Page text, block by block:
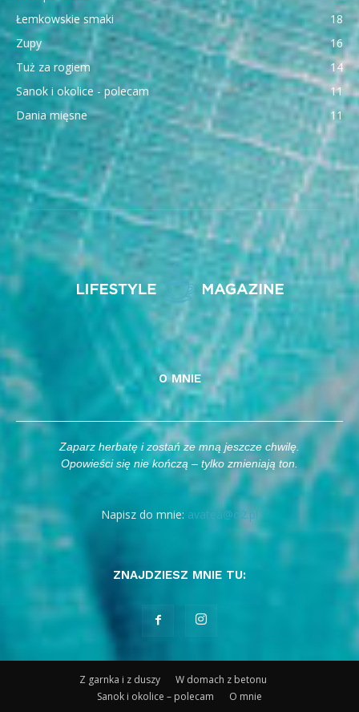
Łemkowskie smaki
18
Zupy
16
Tuż za rogiem
14
Sanok i okolice - polecam
11
Dania mięsne
11
O MNIE
Zaparz herbatę i zostań ze mną jeszcze chwilę.
Opowieści się nie kończą – tylko zmieniają ton.
Napisz do mnie: avatea@o2.pl
ZNAJDZIESZ MNIE TU:
Z garnka i z duszy
W domach z betonu
Sanok i okolice – polecam
O mnie